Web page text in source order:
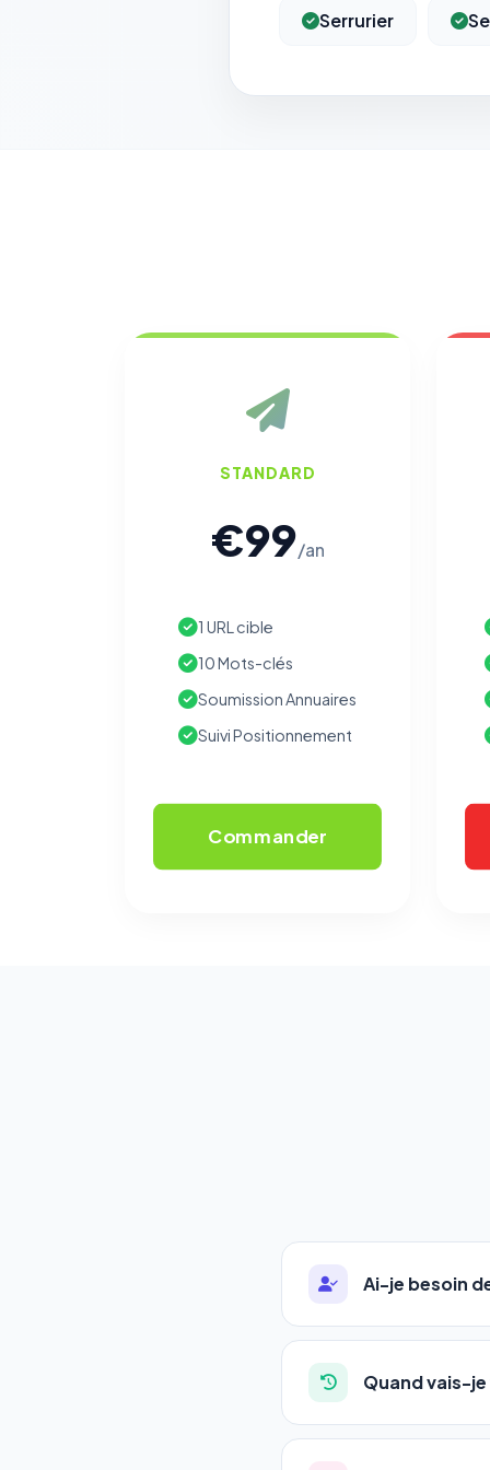
Serrurier
STANDARD
€99/an
1 URL cible
10 Mots-clés
Soumission Annuaires
Suivi Positionnement
Commander
Ai-je besoin
Absolument pas.
auto-entrepreneurs,
l'adresse de votre
Quand vais-
La plupart de nos